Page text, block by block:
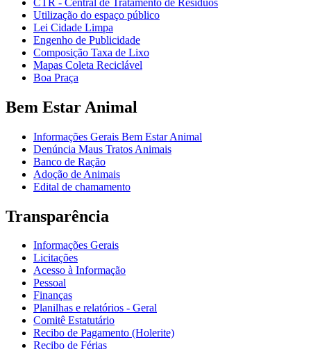
Utilização do espaço público
Lei Cidade Limpa
Engenho de Publicidade
Composição Taxa de Lixo
Mapas Coleta Reciclável
Boa Praça
Bem Estar Animal
Informações Gerais Bem Estar Animal
Denúncia Maus Tratos Animais
Banco de Ração
Adoção de Animais
Edital de chamamento
Transparência
Informações Gerais
Licitações
Acesso à Informação
Pessoal
Finanças
Planilhas e relatórios - Geral
Comitê Estatutário
Recibo de Pagamento (Holerite)
Recibo de Férias